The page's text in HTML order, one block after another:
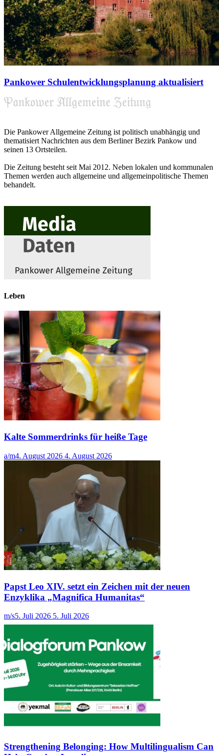
Pankower Schulentwicklungsplanung aktualisiert
Die Pankower Allgemeine Zeitung ist politisch unabhängig und
thematisiert Nachrichten aus dem Berliner Bezirk Pankow und
seinen 13 Ortsteilen.
Die Zeitung besteht seit Mai 2012. Neben lokalen und kommunalen
Themen werden auch allgemeine und allgemeinpolitische Themen
behandelt.
Leben
Kalte Sommerdrinks für heiße Tage
a/m4. August 2026 4. August 2026
Papst Leo XIV. setzt ein Zeichen mit der neuen
Enzyklika „Magnifica Humanitas“
m/s5. Juli 2026 5. Juli 2026
Strengthening Belonging: How Multilingualism Can